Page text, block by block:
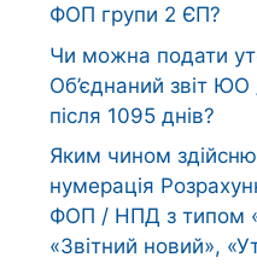
ФОП групи 2 ЄП?
Чи можна подати
Об’єднаний звіт
після 1095 днів?
Яким чином
нумерація
ФОП / НПД з типом
«Звітний новий»,